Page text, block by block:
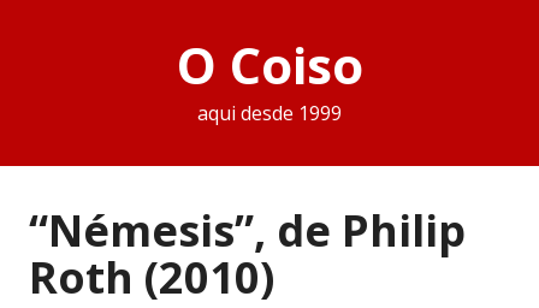
O Coiso
aqui desde 1999
“Némesis”, de Philip
Roth (2010)